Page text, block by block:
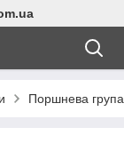
Поршнева група